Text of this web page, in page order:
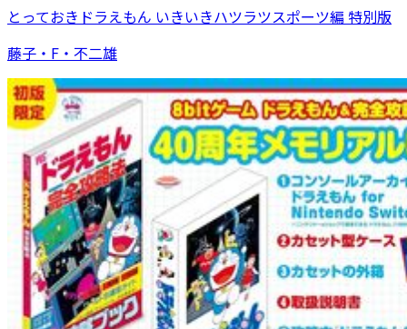
とっておきドラえもん いきいきハツラツスポーツ編 特別版
藤子・F・不二雄